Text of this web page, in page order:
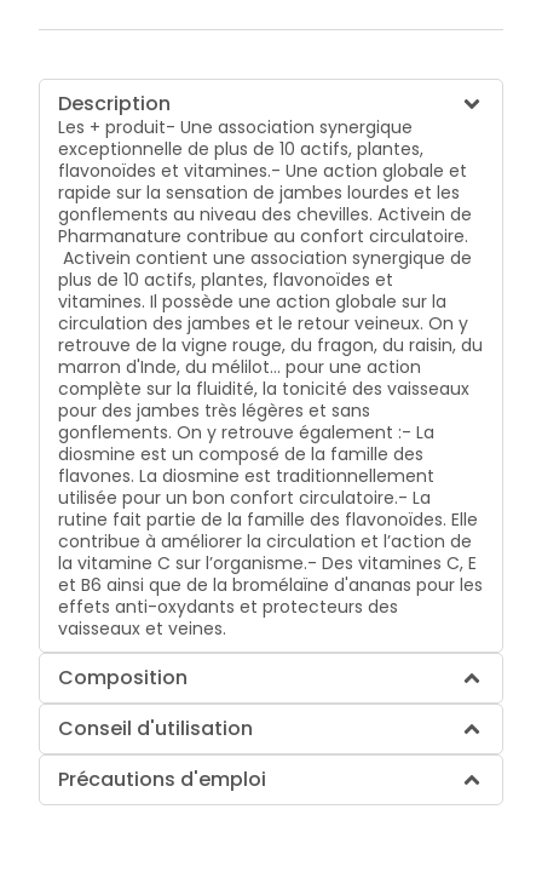
Description
Les + produit- Une association synergique
exceptionnelle de plus de 10 actifs, plantes,
flavonoïdes et vitamines.- Une action globale et
rapide sur la sensation de jambes lourdes et les
gonflements au niveau des chevilles. Activein de
Pharmanature contribue au confort circulatoire.
Activein contient une association synergique de
plus de 10 actifs, plantes, flavonoïdes et
vitamines. Il possède une action globale sur la
circulation des jambes et le retour veineux. On y
retrouve de la vigne rouge, du fragon, du raisin, du
marron d'Inde, du mélilot... pour une action
complète sur la fluidité, la tonicité des vaisseaux
pour des jambes très légères et sans
gonflements. On y retrouve également :- La
diosmine est un composé de la famille des
flavones. La diosmine est traditionnellement
utilisée pour un bon confort circulatoire.- La
rutine fait partie de la famille des flavonoïdes. Elle
contribue à améliorer la circulation et l’action de
la vitamine C sur l’organisme.- Des vitamines C, E
et B6 ainsi que de la bromélaïne d'ananas pour les
effets anti-oxydants et protecteurs des
vaisseaux et veines.
Composition
Conseil d'utilisation
Précautions d'emploi